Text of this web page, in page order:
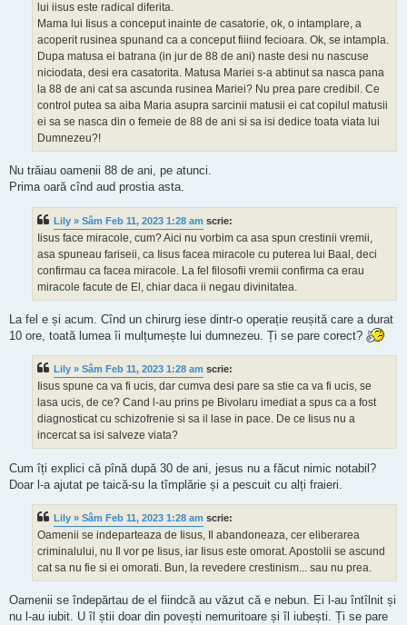
lui iisus este radical diferita.
Mama lui Iisus a conceput inainte de casatorie, ok, o intamplare, a
acoperit rusinea spunand ca a conceput fiiind fecioara. Ok, se intampla.
Dupa matusa ei batrana (in jur de 88 de ani) naste desi nu nascuse
niciodata, desi era casatorita. Matusa Mariei s-a abtinut sa nasca pana
la 88 de ani cat sa ascunda rusinea Mariei? Nu prea pare credibil. Ce
control putea sa aiba Maria asupra sarcinii matusii ei cat copilul matusii
ei sa se nasca din o femeie de 88 de ani si sa isi dedice toata viata lui
Dumnezeu?!
Nu trăiau oamenii 88 de ani, pe atunci.
Prima oară cînd aud prostia asta.
Lily » Sâm Feb 11, 2023 1:28 am scrie:
Iisus face miracole, cum? Aici nu vorbim ca asa spun crestinii vremii,
asa spuneau fariseii, ca Iisus facea miracole cu puterea lui Baal, deci
confirmau ca facea miracole. La fel filosofii vremii confirma ca erau
miracole facute de El, chiar daca ii negau divinitatea.
La fel e și acum. Cînd un chirurg iese dintr-o operație reușită care a durat
10 ore, toată lumea îi mulțumește lui dumnezeu. Ți se pare corect?
Lily » Sâm Feb 11, 2023 1:28 am scrie:
Iisus spune ca va fi ucis, dar cumva desi pare sa stie ca va fi ucis, se
lasa ucis, de ce? Cand l-au prins pe Bivolaru imediat a spus ca a fost
diagnosticat cu schizofrenie si sa il lase in pace. De ce Iisus nu a
incercat sa isi salveze viata?
Cum îți explici că pînă după 30 de ani, jesus nu a făcut nimic notabil?
Doar l-a ajutat pe taică-su la tîmplărie și a pescuit cu alți fraieri.
Lily » Sâm Feb 11, 2023 1:28 am scrie:
Oamenii se indeparteaza de Iisus, Il abandoneaza, cer eliberarea
criminalului, nu Il vor pe Iisus, iar Iisus este omorat. Apostolii se ascund
cat sa nu fie si ei omorati. Bun, la revedere crestinism... sau nu prea.
Oamenii se îndepărtau de el fiindcă au văzut că e nebun. Ei l-au întîlnit și
nu l-au iubit. U îl știi doar din povești nemuritoare și îl iubești. Ți se pare